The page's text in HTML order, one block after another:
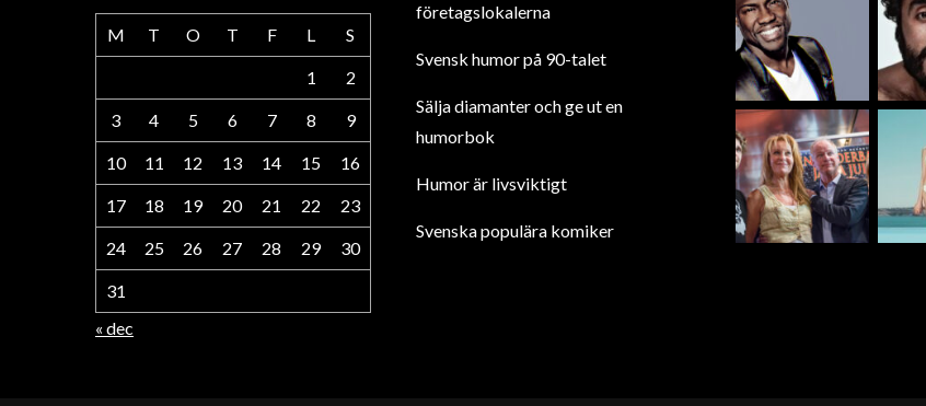
M T O T F L S
1 2
3 4 5 6 7 8 9
10 11 12 13 14 15 16
17 18 19 20 21 22 23
24 25 26 27 28 29 30
31
« dec
företagslokalerna
Svensk humor på 90-talet
Sälja diamanter och ge ut en
humorbok
Humor är livsviktigt
Svenska populära komiker